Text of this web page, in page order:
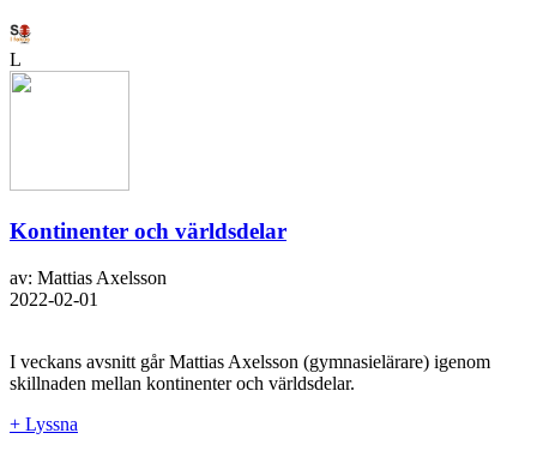
L
Kontinenter och världsdelar
av: Mattias Axelsson
2022-02-01
I veckans avsnitt går Mattias Axelsson (gymnasielärare) igenom
skillnaden mellan kontinenter och världsdelar.
+ Lyssna